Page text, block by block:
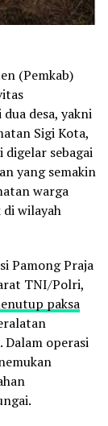
(Pemkab)
desa, yakni
Sigi Kota,
digelar sebagai
yang semakin
warga
wilayah
Pamong Praja
TNI/Polri,
paksa
Dalam operasi